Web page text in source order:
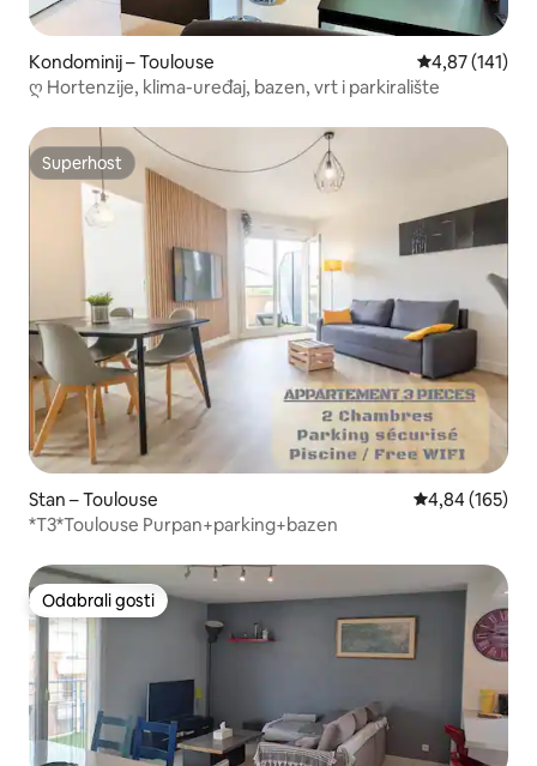
Kondominij – Toulouse Prosječna
4,87 (141)
ღ Hortenzije, klima-uređaj, bazen, vrt i parkiralište
Superhost
Superhost
Stan – Toulouse Prosječna
4,84 (165)
*T3*Toulouse Purpan+parking+bazen
Odabrali gosti
Odabrali gosti